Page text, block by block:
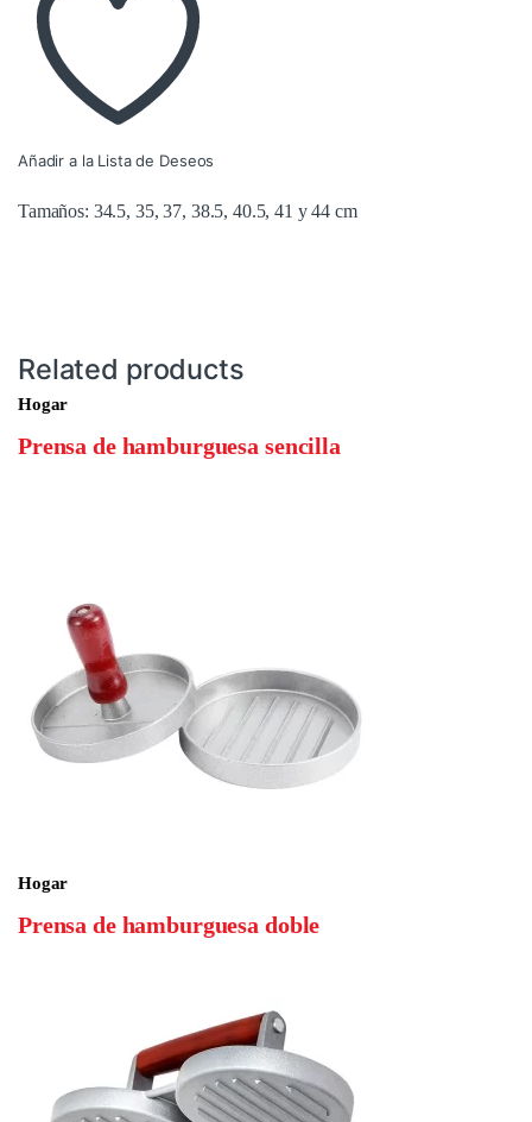
Añadir a la Lista de Deseos
Tamaños: 34.5, 35, 37, 38.5, 40.5, 41 y 44 cm
Related products
Hogar
Prensa de hamburguesa sencilla
Hogar
Prensa de hamburguesa doble